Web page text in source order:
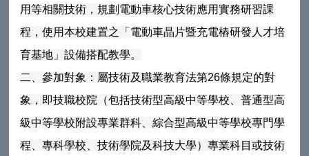
用等相關技術，規劃電動車核心技術應用實務研習課
程，使用本校建置之「電動車晶片暨充電樁研發人才培
育基地」設備搭配教學。
二、參加對象：屬技術及職業教育法第26條規定的對
象，即技職校院（包括技術型高級中等學校、普通型高
級中等學校附設專業群科、綜合型高級中等學校專門學
程、專科學校、技術學院及科技大學）專業科目或技術